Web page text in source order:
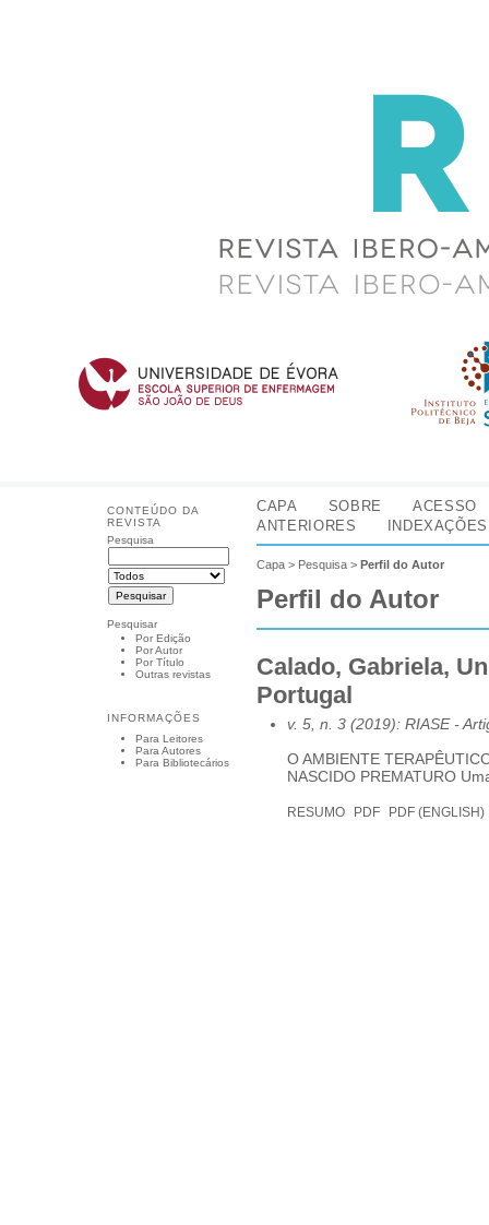
CONTEÚDO DA
REVISTA
Pesquisa
Pesquisar
Por Edição
Por Autor
Por Título
Outras revistas
INFORMAÇÕES
Para Leitores
Para Autores
Para Bibliotecários
CAPA SOBRE
ACESSO
ANTERIORES
INDEXAÇÕES
Capa > Pesquisa >Perfil do Autor
Perfil do Autor
Calado, Gabriela,
Portugal
v. 5, n. 3 (2019): RIASE-
O AMBIENTE
NASCIDO PREMATURO
RESUMO PDF PDF (ENGLISH)